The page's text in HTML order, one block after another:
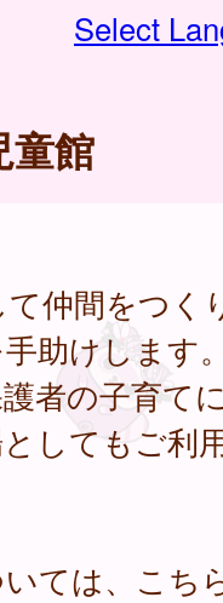
Select
童館
仲間をつく
助けします
者の子育て
してもご利
ては、こち